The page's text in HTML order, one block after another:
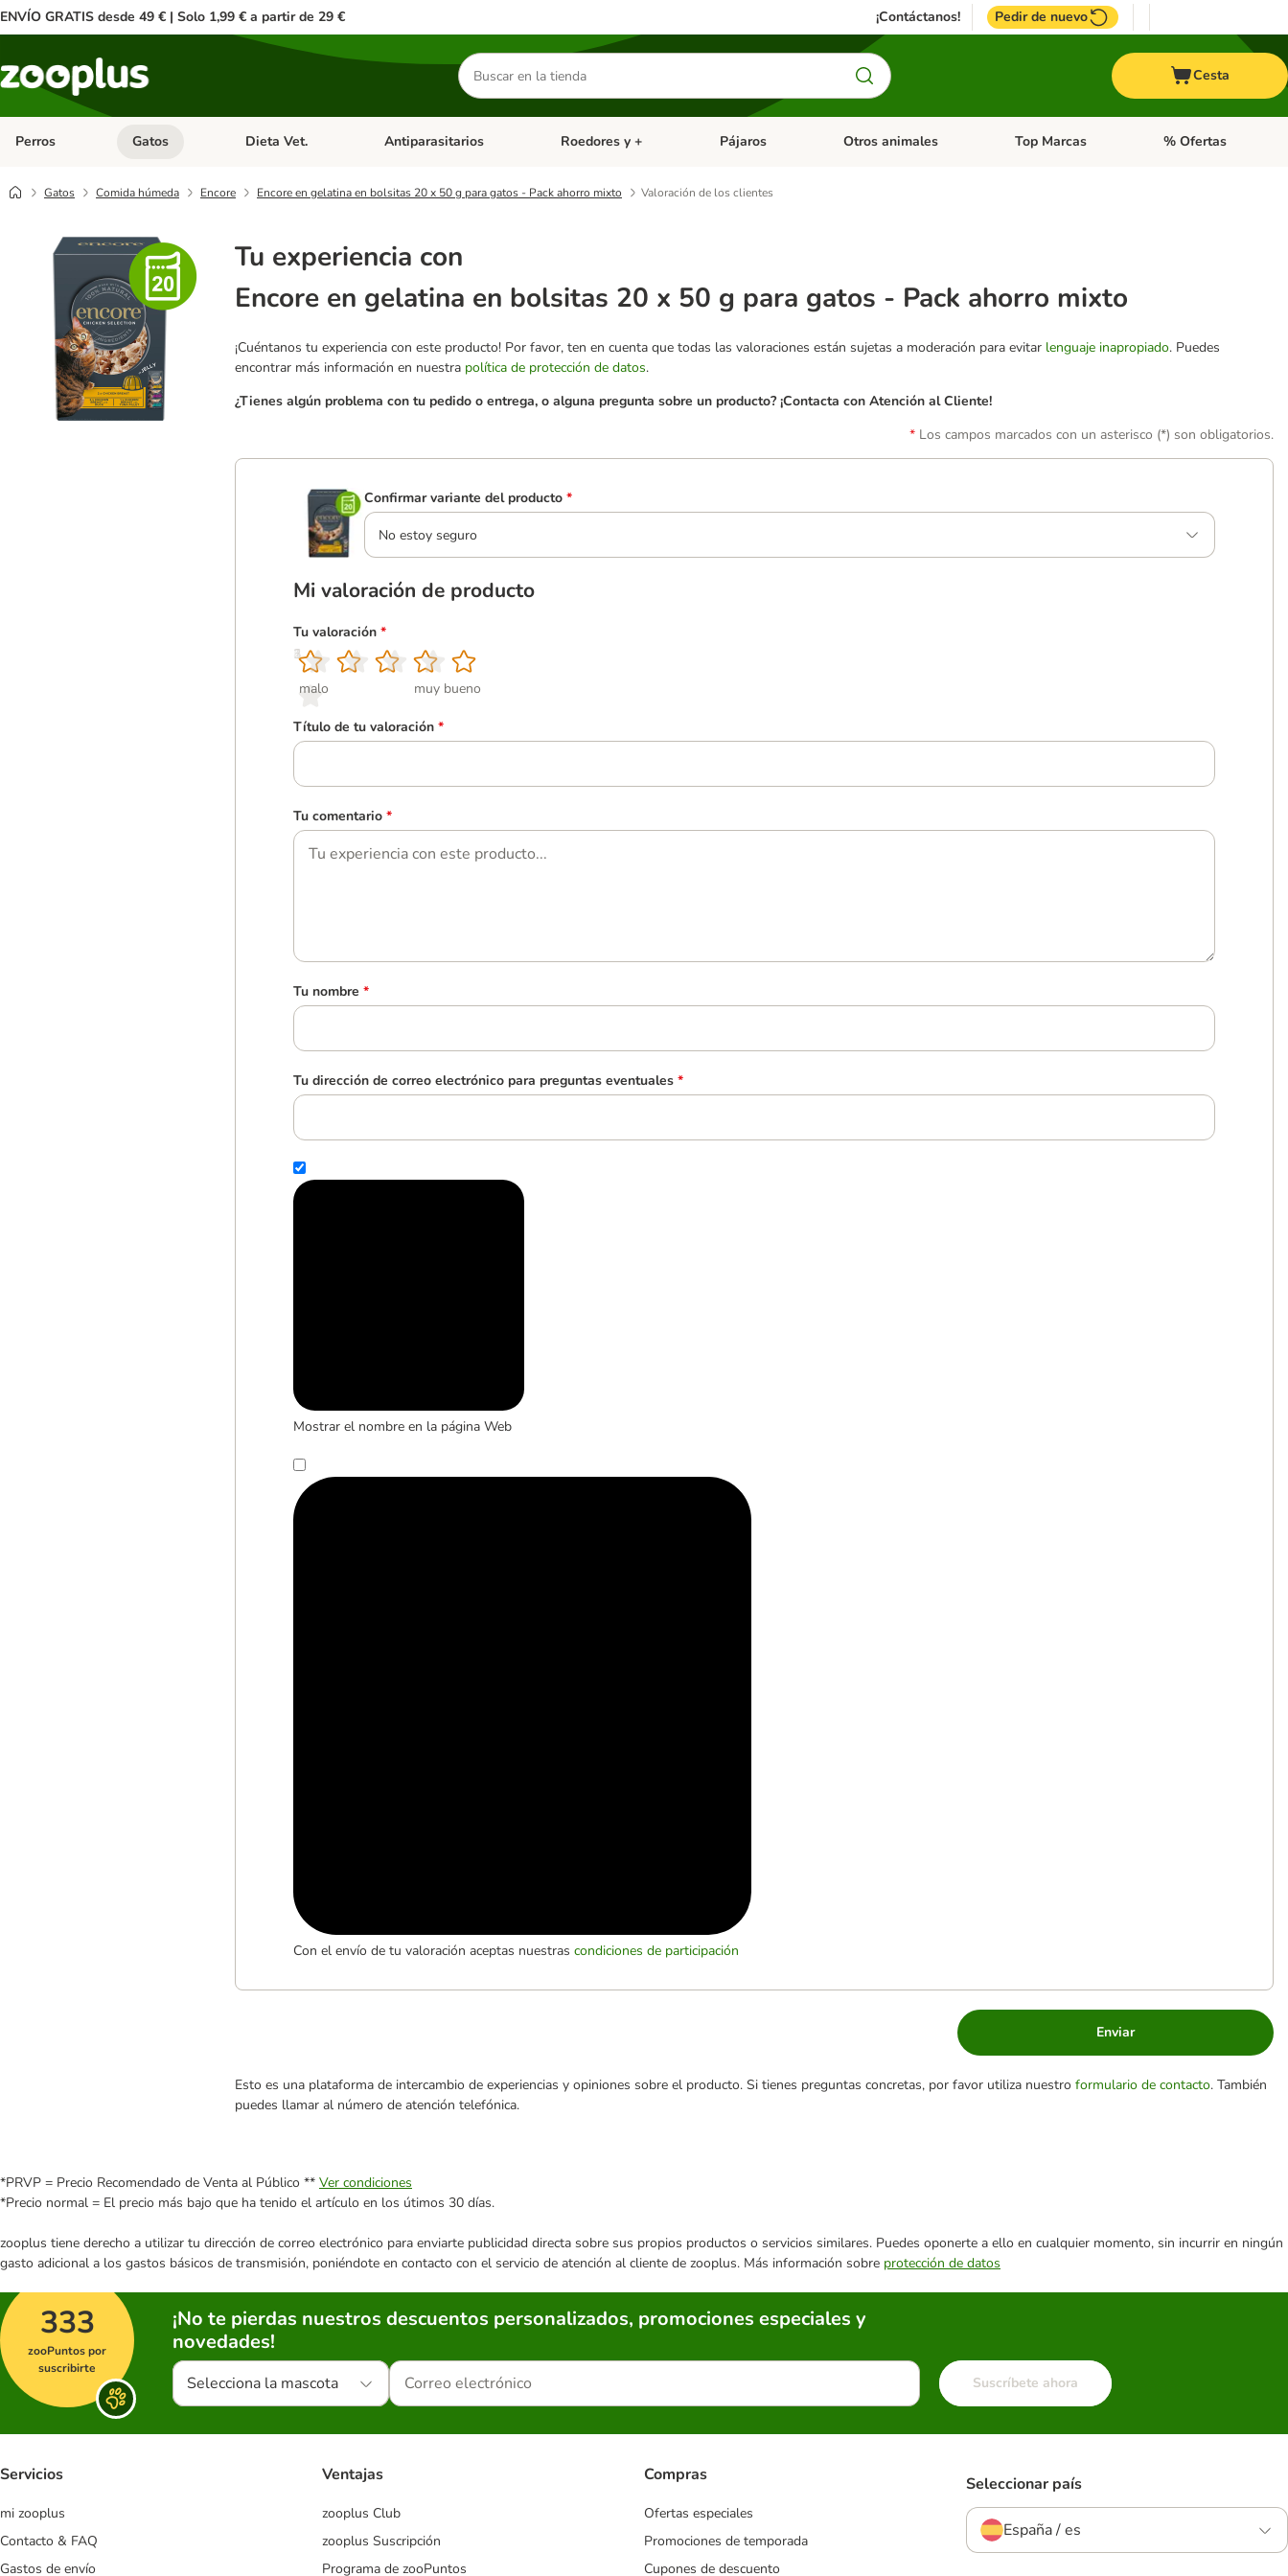
ENVÍO GRATIS desde 49 € | Solo 1,99 € a partir de 29 € ¡Contáctanos! Pedir de nuevo
Buscar
productos
Cesta
Perros Menú de categoria abierto: Perros
Gatos Menú de categoria abierto: Gatos
Dieta Vet. Menú de categoria abierto: Dieta Vet.
Antiparasitarios Menú de categoria abierto: Antiparasitarios
Roedores y + Menú de categoria abierto: Roedores y +
Pájaros Menú de categoria abierto: Pájaros
Otros animales Menú de categoria abierto: Otros animales
Top Marcas Menú de categoria
% Ofertas
Gatos Comida húmeda Encore Encore en gelatina en bolsitas 20 x 50 g para gatos - Pack ahorro mixto Valoración de los clientes
Tu experiencia con
Encore en gelatina en bolsitas 20 x 50 g para gatos - Pack ahorro mixto
¡Cuéntanos tu experiencia con este producto! Por favor, ten en cuenta que todas las valoraciones están sujetas a moderación para evitar lenguaje inapropiado. Puedes
encontrar más información en nuestra política de protección de datos.
¿Tienes algún problema con tu pedido o entrega, o alguna pregunta sobre un producto? ¡Contacta con Atención al Cliente!
Los campos marcados con un asterisco (*) son obligatorios.
Confirmar variante del producto *
No estoy seguro
Mi valoración de producto
Tu valoración *
1
malo
2
3
4
5
muy bueno
Título de tu valoración *
Tu comentario *
Tu nombre *
Tu dirección de correo electrónico para preguntas eventuales *
Mostrar el nombre en la página Web
Con el envío de tu valoración aceptas nuestras condiciones de participación
Enviar
Esto es una plataforma de intercambio de experiencias y opiniones sobre el producto. Si tienes preguntas concretas, por favor utiliza nuestro formulario de contacto. También
puedes llamar al número de atención telefónica.
*PRVP = Precio Recomendado de Venta al Público ** Ver condiciones
*Precio normal = El precio más bajo que ha tenido el artículo en los útimos 30 días.
zooplus tiene derecho a utilizar tu dirección de correo electrónico para enviarte publicidad directa sobre sus propios productos o servicios similares. Puedes oponerte a ello en cualquier momento, sin incurrir en ningún
gasto adicional a los gastos básicos de transmisión, poniéndote en contacto con el servicio de atención al cliente de zooplus. Más información sobre protección de datos
333
zooPuntos por
suscribirte
¡No te pierdas nuestros descuentos personalizados, promociones especiales y
novedades!
Selecciona la mascota Suscríbete ahora
Servicios
mi zooplus
Contacto & FAQ
Gastos de envío
Ventajas
zooplus Club
zooplus Suscripción
Programa de zooPuntos
Compras
Ofertas especiales
Promociones de temporada
Cupones de descuento
Seleccionar país
España / es